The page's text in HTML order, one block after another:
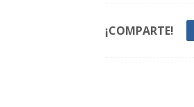
¡COMPARTE!